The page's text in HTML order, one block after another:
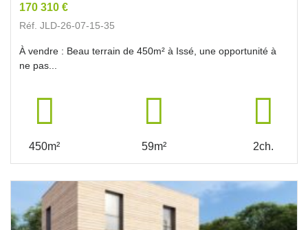
170 310 €
Réf. JLD-26-07-15-35
À vendre : Beau terrain de 450m² à Issé, une opportunité à
ne pas...
450m² 59m² 2ch.